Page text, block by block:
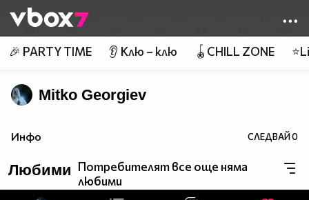
👾
🎉 PARTY TIME 👂 Клю – клю 🪀CHILL ZONE
Mitko Georgiev
Инфо СЛЕДВАЙ0
Любими Потребителят все още няма
любими